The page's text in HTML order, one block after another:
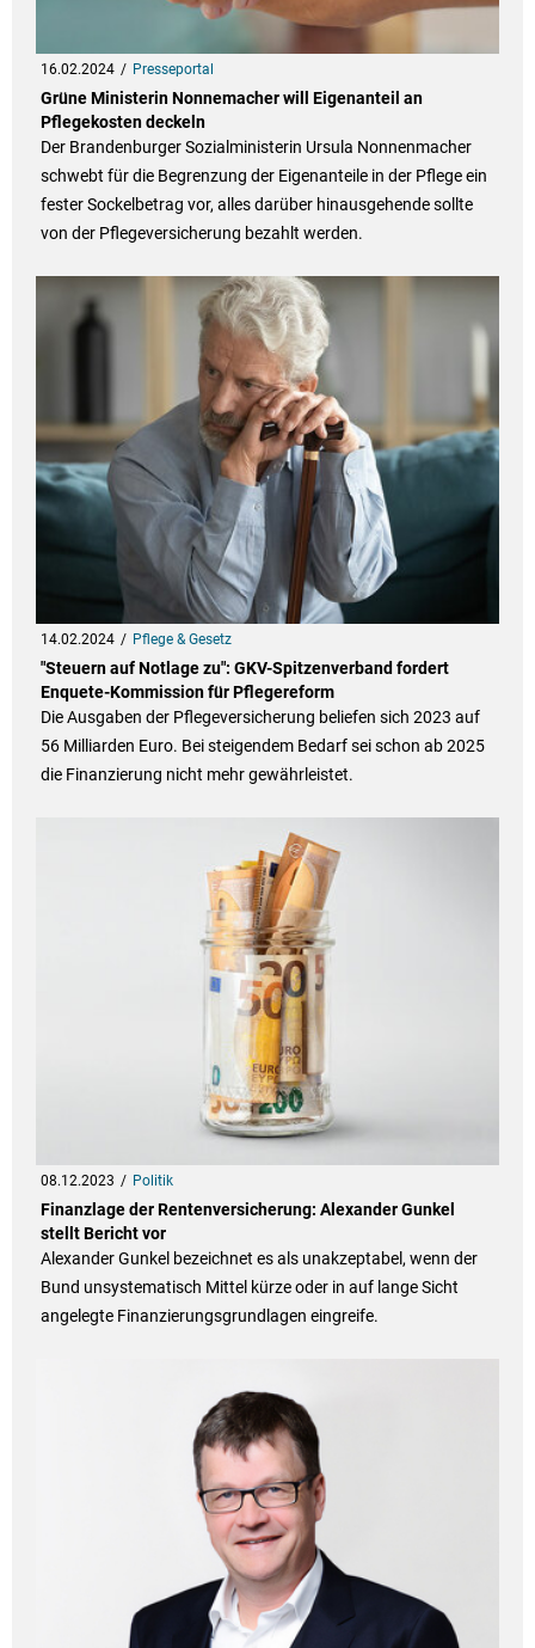
16.02.2024 Presseportal
Grüne Ministerin Nonnemacher will Eigenanteil an
Pflegekosten deckeln
Der Brandenburger Sozialministerin Ursula Nonnenmacher
schwebt für die Begrenzung der Eigenanteile in der Pflege ein
fester Sockelbetrag vor, alles darüber hinausgehende sollte
von der Pflegeversicherung bezahlt werden.
14.02.2024 Pflege & Gesetz
"Steuern auf Notlage zu": GKV-Spitzenverband fordert
Enquete-Kommission für Pflegereform
Die Ausgaben der Pflegeversicherung beliefen sich 2023 auf
56 Milliarden Euro. Bei steigendem Bedarf sei schon ab 2025
die Finanzierung nicht mehr gewährleistet.
08.12.2023 Politik
Finanzlage der Rentenversicherung: Alexander Gunkel
stellt Bericht vor
Alexander Gunkel bezeichnet es als unakzeptabel, wenn der
Bund unsystematisch Mittel kürze oder in auf lange Sicht
angelegte Finanzierungsgrundlagen eingreife.